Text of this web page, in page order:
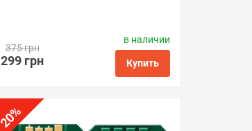
375 грн
299 грн
в наличии
Купить
Apex Microelectronics
Код товара:
cc.mc-31
в избранные
20
%